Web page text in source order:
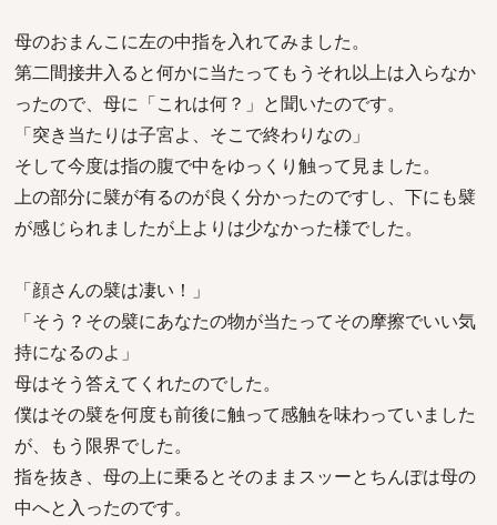
母のおまんこに左の中指を入れてみました。
第二間接井入ると何かに当たってもうそれ以上は入らなか
ったので、母に「これは何？」と聞いたのです。
「突き当たりは子宮よ、そこで終わりなの」
そして今度は指の腹で中をゆっくり触って見ました。
上の部分に襞が有るのが良く分かったのですし、下にも襞
が感じられましたが上よりは少なかった様でした。
「顔さんの襞は凄い！」
「そう？その襞にあなたの物が当たってその摩擦でいい気
持になるのよ」
母はそう答えてくれたのでした。
僕はその襞を何度も前後に触って感触を味わっていました
が、もう限界でした。
指を抜き、母の上に乗るとそのままスッーとちんぽは母の
中へと入ったのです。